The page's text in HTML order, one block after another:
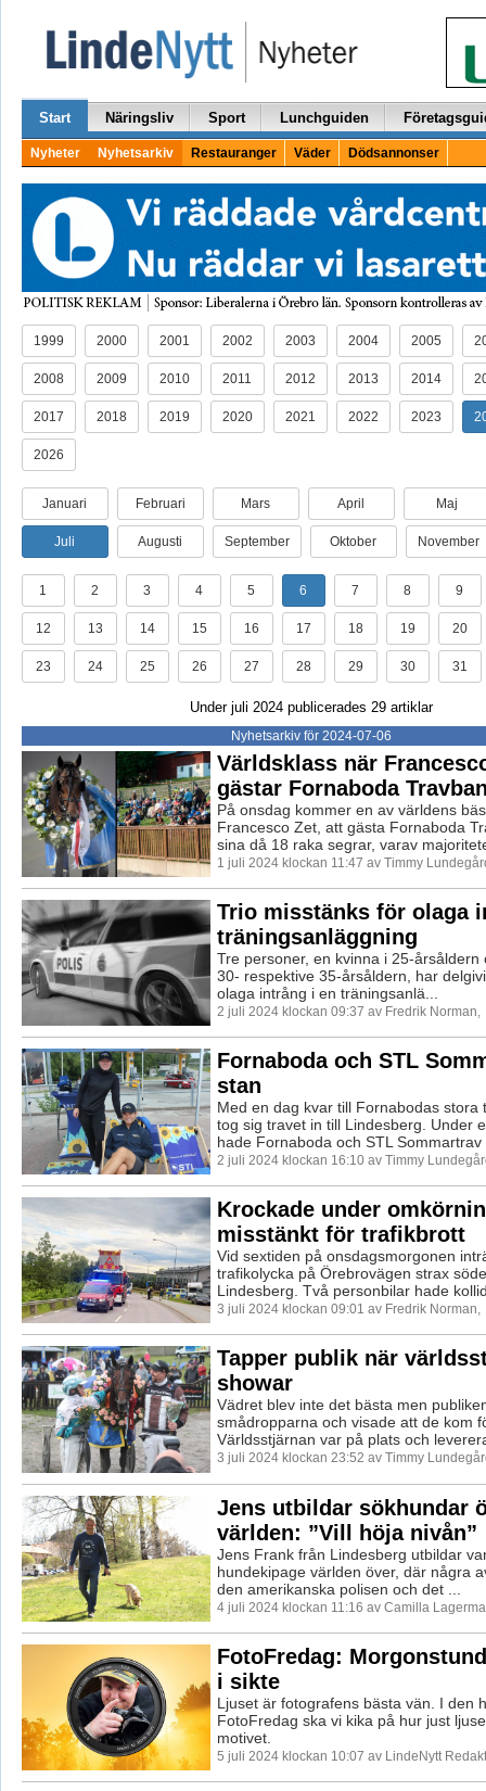
Start Näringsliv Sport Lunchguiden
Nyheter Nyhetsarkiv Restauranger Väder Dödsannonser
1999 2000 2001 2002 2003 2004 2005
2008 2009 2010 2011 2012 2013 2014
2017 2018 2019 2020 2021 2022 2023
2026
Januari Februari Mars April Maj
Juli Augusti September Oktober November
1 2 3 4 5 6 7 8 9
12 13 14 15 16 17 18 19 20
23 24 25 26 27 28 29 30 31
Under juli 2024 publicerades 29 artiklar
Nyhetsarkiv för 2024-07-06
Världsklass när
gästar Fornaboda
På onsdag kommer en av världens
Francesco Zet, att gästa Fornaboda
sina då 18 raka segrar, varav
1 juli 2024 klockan 11:47 av Timmy
Trio misstänks för olaga
träningsanläggning
Tre personer, en kvinna i 25-årsåldern
30- respektive 35-årsåldern, har
olaga intrång i en träningsanlä...
2 juli 2024 klockan 09:37 av Fredrik Norman,
Fornaboda och STL
stan
Med en dag kvar till Fornabodas stora
tog sig travet in till Lindesberg. Under
hade Fornaboda och STL Sommartrav
2 juli 2024 klockan 16:10 av Timmy
Krockade under
misstänkt för trafikbrott
Vid sextiden på onsdagsmorgonen
trafikolycka på Örebrovägen strax
Lindesberg. Två personbilar hade
3 juli 2024 klockan 09:01 av Fredrik Norman,
Tapper publik när
showar
Vädret blev inte det bästa men
smådropparna och visade att de kom
Världsstjärnan var på plats och
3 juli 2024 klockan 23:52 av Timmy
Jens utbildar sökhundar
världen: ”Vill höja nivån”
Jens Frank från Lindesberg utbildar
hundekipage världen över, där några
den amerikanska polisen och det ...
4 juli 2024 klockan 11:16 av Camilla
FotoFredag:
i sikte
Ljuset är fotografens bästa vän. I den
FotoFredag ska vi kika på hur just
motivet.
5 juli 2024 klockan 10:07 av LindeNytt